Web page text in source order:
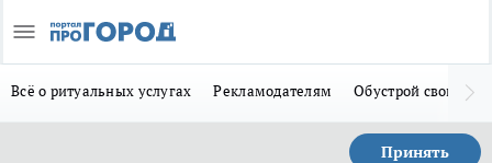
Всё о ритуальных услугах Рекламодателям Обустрой свой дом
Принять